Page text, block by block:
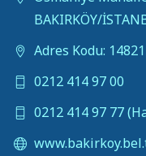
BAKIRKÖY/
Adres Kodu:
0212 414 97 00
0212 414 97 77